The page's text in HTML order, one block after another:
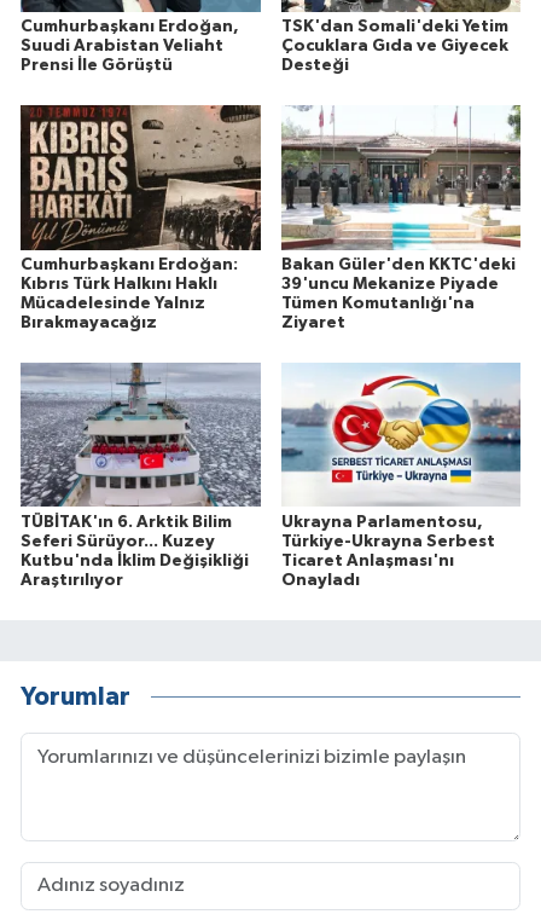
Cumhurbaşkanı Erdoğan,
Suudi Arabistan Veliaht
Prensi İle Görüştü
TSK'dan Somali'deki Yetim
Çocuklara Gıda ve Giyecek
Desteği
Cumhurbaşkanı Erdoğan:
Kıbrıs Türk Halkını Haklı
Mücadelesinde Yalnız
Bırakmayacağız
Bakan Güler'den KKTC'deki
39'uncu Mekanize Piyade
Tümen Komutanlığı'na
Ziyaret
TÜBİTAK'ın 6. Arktik Bilim
Seferi Sürüyor... Kuzey
Kutbu'nda İklim Değişikliği
Araştırılıyor
Ukrayna Parlamentosu,
Türkiye-Ukrayna Serbest
Ticaret Anlaşması'nı
Onayladı
Yorumlar